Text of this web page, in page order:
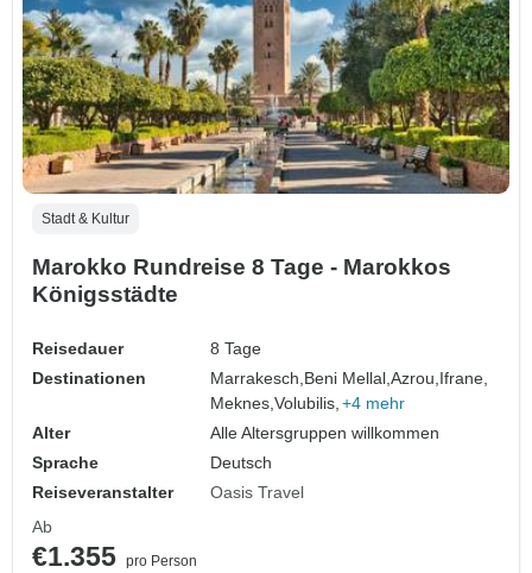
Stadt & Kultur
Marokko Rundreise 8 Tage - Marokkos
Königsstädte
Reisedauer
8 Tage
Destinationen
Marrakesch, Beni Mellal,Azrou, Ifrane,
Meknes,Volubilis, +4 mehr
Alter
Alle Altersgruppen willkommen
Sprache
Deutsch
Reiseveranstalter
Oasis Travel
Ab
€1.355 pro Person